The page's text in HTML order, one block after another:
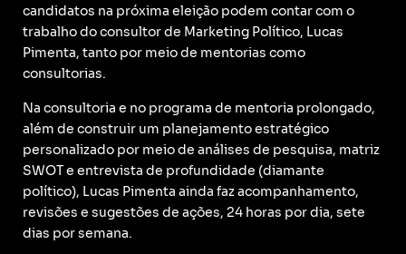
candidatos na próxima eleição podem contar com o
trabalho do consultor de Marketing Político, Lucas
Pimenta, tanto por meio de mentorias como
consultorias.
Na consultoria e no programa de mentoria prolongado,
além de construir um planejamento estratégico
personalizado por meio de análises de pesquisa, matriz
SWOT e entrevista de profundidade (diamante
político), Lucas Pimenta ainda faz acompanhamento,
revisões e sugestões de ações, 24 horas por dia, sete
dias por semana.